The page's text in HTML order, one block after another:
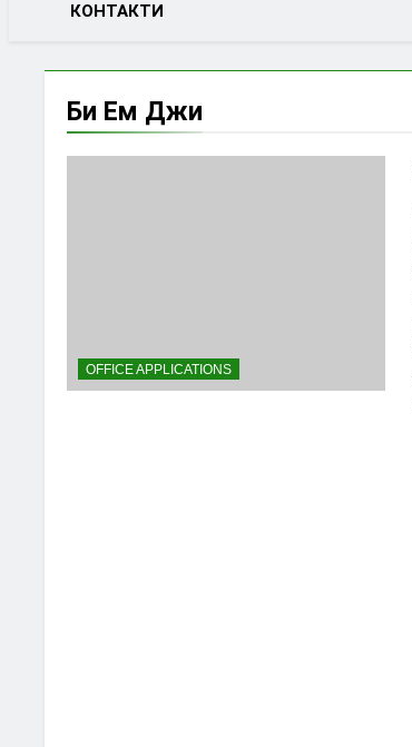
КОНТАКТИ
Би Ем Джи
OFFICE APPLICATIONS